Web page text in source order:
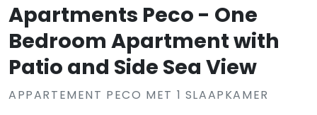
Apartments Peco - One
Bedroom Apartment with
Patio and Side Sea View
APPARTEMENT PECO MET 1 SLAAPKAMER